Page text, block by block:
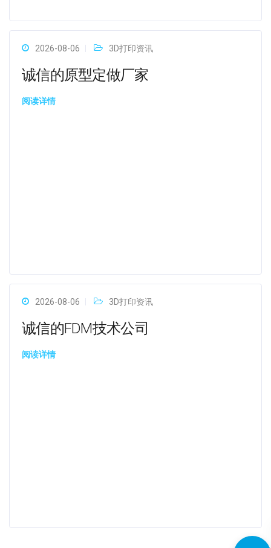
2026-08-06 3D打印资讯
诚信的原型定做厂家
阅读详情
2026-08-06 3D打印资讯
诚信的FDM技术公司
阅读详情